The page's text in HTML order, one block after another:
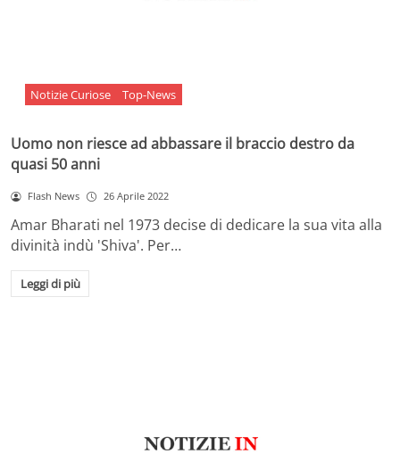
Notizie Curiose Top-News
Uomo non riesce ad abbassare il braccio destro da
quasi 50 anni
Flash News 26 Aprile 2022
Amar Bharati nel 1973 decise di dedicare la sua vita alla
divinità indù 'Shiva'. Per…
Leggi di più